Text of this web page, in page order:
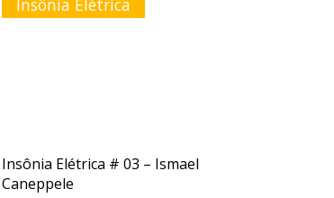
Insônia Elétrica
Insônia Elétrica # 03 – Ismael
Caneppele